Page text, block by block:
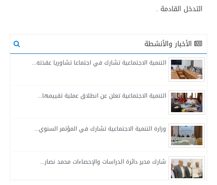
التدخل القادمة .
الأخبار والأنشطة
التنمية الاجتماعية تشارك في اجتماعا تشاوريا عقدته...
التنمية الاجتماعية تعلن عن انطلاق عملية تقييمها...
وزارة التنمية الاجتماعية تشارك في المؤتمر السنوي...
شارك مدير دائرة الدراسات والإحصاءات محمد نصار...